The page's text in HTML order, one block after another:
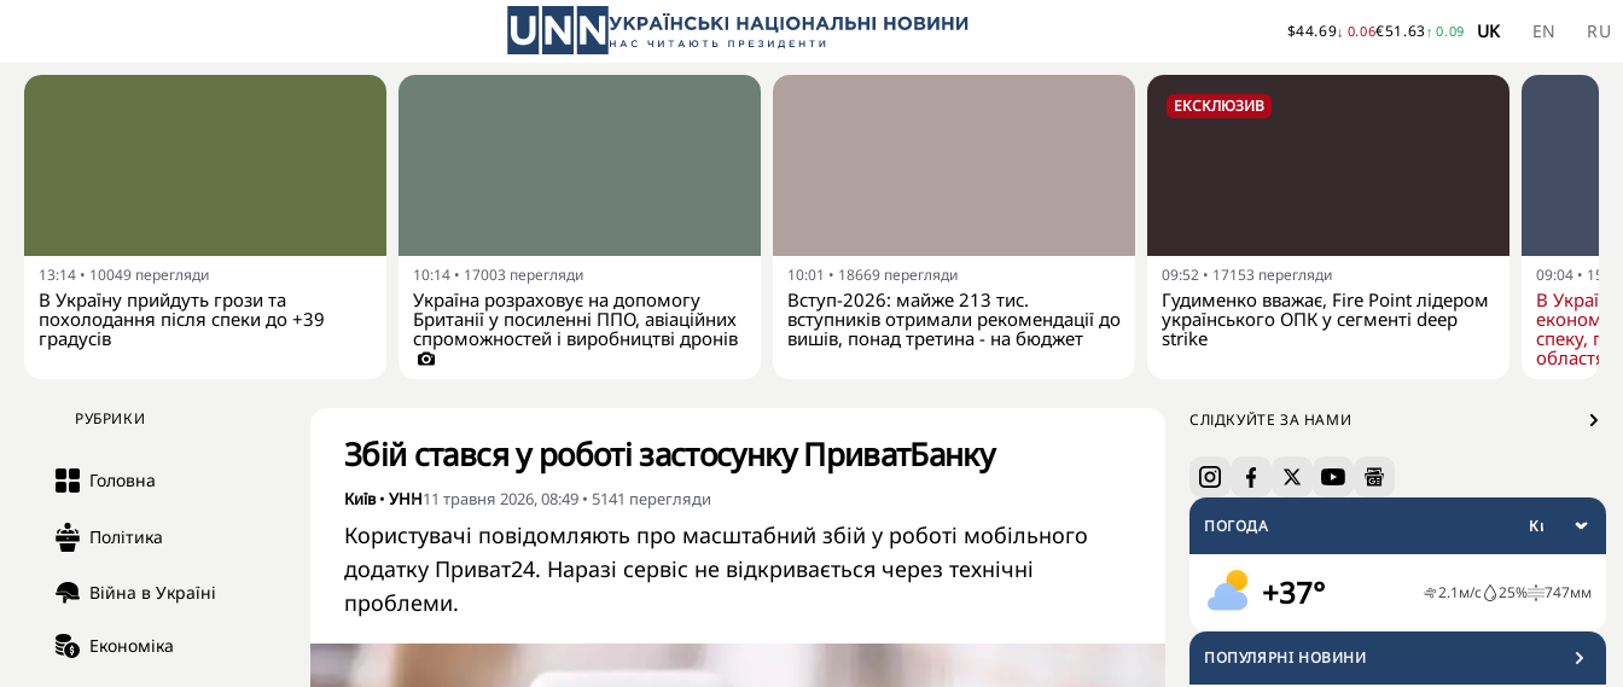
$44.69↓ 0.06€51.63↑ 0.09 UK EN RU
13:14 • 10049 перегляди
В Україну прийдуть грози та
похолодання після спеки до +39
градусів
10:14 • 17003 перегляди
Україна розраховує на допомогу
Британії у посиленні ППО, авіаційних
спроможностей і виробництві дронів
10:01 • 18669 перегляди
Вступ-2026: майже 213 тис.
вступників отримали рекомендації до
вишів, понад третина - на бюджет
ЕКСКЛЮЗИВ
09:52 • 17153 перегляди
Гудименко вважає, Fire Point лідером
українського ОПК у сегменті deep
strike
09:04 •
В Україні
спеку,
областях
РУБРИКИ
Головна
Політика
Війна в Україні
Економіка
СЛІДКУЙТЕ ЗА НАМИ
ПОГОДА
+37° 2.1м/с 25% 747мм
ПОПУЛЯРНI НОВИНИ
Збій стався у роботі застосунку ПриватБанку
Київ• УНН11 травня 2026, 08:49 • 5141 перегляди
Користувачі повідомляють про масштабний збій у роботі мобільного
додатку Приват24. Наразі сервіс не відкривається через технічні
проблеми.